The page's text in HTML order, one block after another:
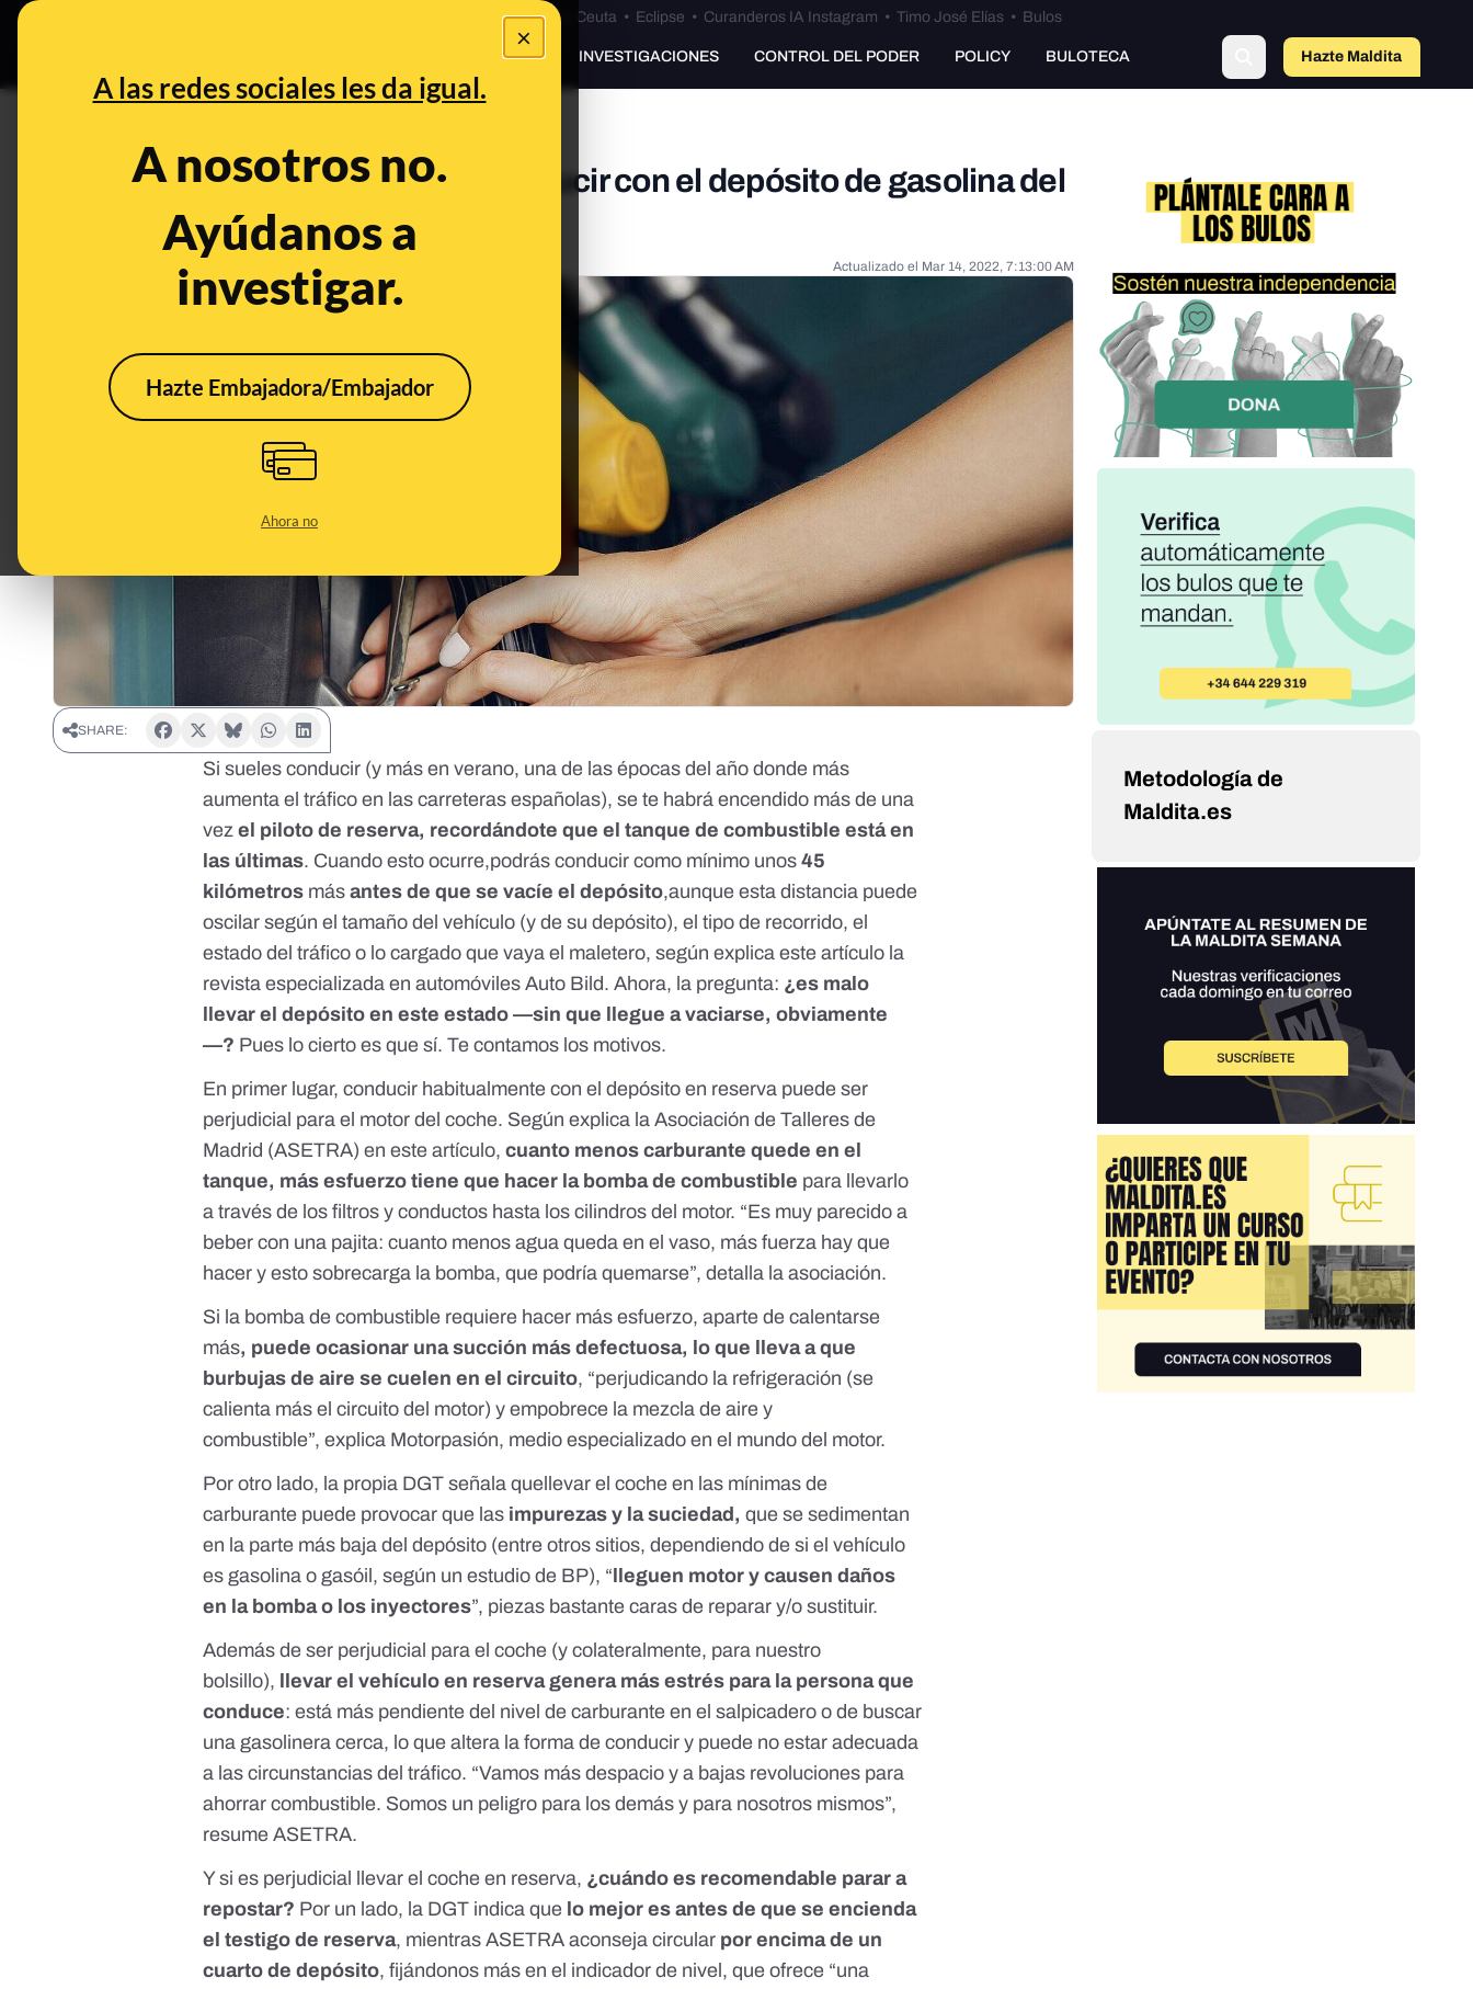
×
A las redes sociales les da igual.
A nosotros no.
Ayúdanos a
investigar.
Hazte Embajadora/Embajador
Ahora no
Especial Ceuta•Bulos Ceuta • Eclipse • Curanderos IA Instagram • Timo José Elías • Bulos
PREBUNKING INVESTIGACIONES CONTROL DEL PODER POLICY BULOTECA Hazte Maldita
Por qué no es recomendable conducir con el depósito de gasolina del
coche en reserva
Aug 26, 2021, 4:44:00 PM Actualizado el Mar 14, 2022, 7:13:00 AM
SHARE:
Si sueles conducir (y más en verano, una de las épocas del año donde más
aumenta el tráfico en las carreteras españolas), se te habrá encendido más de una
vez el piloto de reserva, recordándote que el tanque de combustible está en
las últimas. Cuando esto ocurre,podrás conducir como mínimo unos 45
kilómetros másantes de que se vacíe el depósito,aunque esta distancia puede
oscilar según el tamaño del vehículo (y de su depósito), el tipo de recorrido, el
estado del tráfico o lo cargado que vaya el maletero, según explicaeste artículo la
revista especializada en automóviles Auto Bild. Ahora, la pregunta: ¿es malo
llevar el depósito en este estado —sin que llegue a vaciarse, obviamente
—? Pues lo cierto es que sí. Te contamos los motivos.
En primer lugar, conducir habitualmente con el depósito en reserva puede ser
perjudicial para el motor del coche. Según explica la Asociación de Talleres de
Madrid (ASETRA) en este artículo,cuanto menos carburante quede en el
tanque, más esfuerzo tiene que hacer la bomba de combustible para llevarlo
a través de los filtros y conductos hasta los cilindros del motor. “Es muy parecido a
beber con una pajita: cuanto menos agua queda en el vaso, más fuerza hay que
hacer y esto sobrecarga la bomba, que podría quemarse”, detalla la asociación.
Si la bomba de combustible requiere hacer más esfuerzo, aparte de calentarse
más, puede ocasionar una succión más defectuosa, lo que lleva a que
burbujas de aire se cuelen en el circuito, “perjudicando la refrigeración (se
calienta más el circuito del motor) y empobrece la mezcla de aire y
combustible”,explica Motorpasión, medio especializado en el mundo del motor.
Por otro lado, la propia DGT señala quellevar el coche en las mínimas de
carburante puede provocar que las impurezas y la suciedad,que se sedimentan
en la parte más baja del depósito (entre otros sitios, dependiendo de si el vehículo
es gasolina o gasóil,según un estudio de BP), “ lleguen motor y causen daños
en la bomba o los inyectores”, piezas bastante caras de reparar y/o sustituir.
Además de ser perjudicial para el coche (y colateralmente, para nuestro
bolsillo), llevar el vehículo en reserva genera más estrés para la persona que
conduce: está más pendiente del nivel de carburante en el salpicadero o de buscar
una gasolinera cerca, lo que altera la forma de conducir y puede no estar adecuada
a las circunstancias del tráfico. “Vamos más despacio y a bajas revoluciones para
ahorrar combustible. Somos un peligro para los demás y para nosotros mismos”,
resume ASETRA.
Y si es perjudicial llevar el coche en reserva, ¿cuándo es recomendable parar a
repostar? Por un lado, la DGT indica que lo mejor es antes de que se encienda
el testigo de reserva, mientras ASETRA aconseja circular por encima de un
cuarto de depósito, fijándonos más en el indicador de nivel, que ofrece “una
Metodología de
Maldita.es